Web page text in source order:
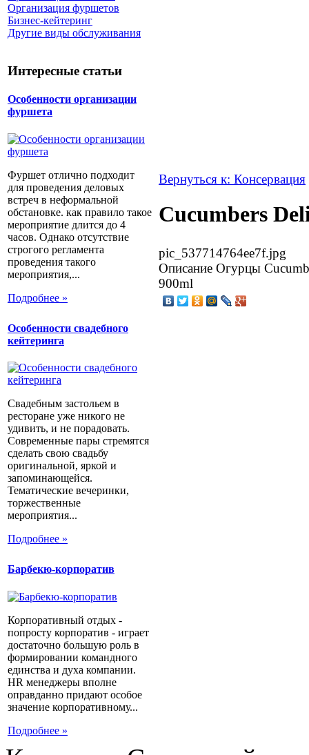
Организация фуршетов
Бизнес-кейтеринг
Другие виды обслуживания
Интересные статьи
Особенности организации
фуршета
Фуршет отлично подходит
для проведения деловых
встреч в неформальной
обстановке. как правило такое
мероприятие длится до 4
часов. Однако отсутствие
строгого регламента
проведения такого
мероприятия,...
Подробнее »
Особенности свадебного
кейтеринга
Свадебным застольем в
ресторане уже никого не
удивить, и не порадовать.
Современные пары стремятся
сделать свою свадьбу
оригинальной, яркой и
запоминающейся.
Тематические вечеринки,
торжественные
мероприятия...
Подробнее »
Барбекю-корпоратив
Корпоративный отдых -
попросту корпоратив - играет
достаточно большую роль в
формировании командного
единства и духа компании.
HR менеджеры вполне
оправданно придают особое
значение корпоративному...
Подробнее »
Вернуться к: Консервация
Cucumbers
pic_537714764ee7f.jpg
Описание Огурцы
900ml